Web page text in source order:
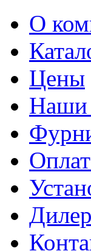
О
Цены
Наши